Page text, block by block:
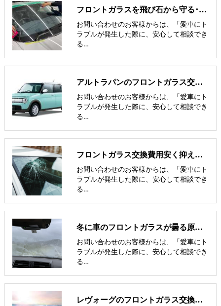
フロントガラスを飛び石から守る･避ける方法･傷･割れにくくするには
お問い合わせのお客様からは、「愛車にト
ラブルが発生した際に、安心して相談でき
る…
アルトラパンのフロントガラス交換費用･飛び石修理費用･低価格ガラス紹介
お問い合わせのお客様からは、「愛車にト
ラブルが発生した際に、安心して相談でき
る…
フロントガラス交換費用安く抑える/車輌保険でお見舞金-nexus岡山･倉敷
お問い合わせのお客様からは、「愛車にト
ラブルが発生した際に、安心して相談でき
る…
冬に車のフロントガラスが曇る原因と、その対処法を解説！
お問い合わせのお客様からは、「愛車にト
ラブルが発生した際に、安心して相談でき
る…
レヴォーグのフロントガラス交換費用･飛び石修理費用･低価格ガラス